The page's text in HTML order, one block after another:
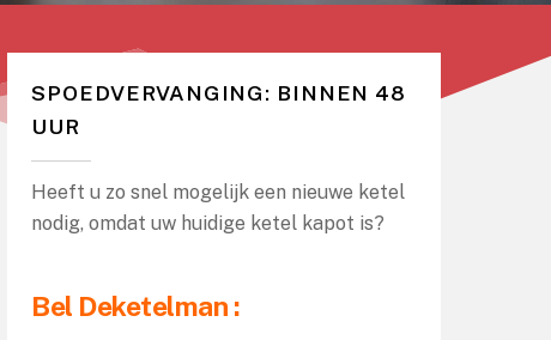
SPOEDVERVANGING: BINNEN 48
UUR
Heeft u zo snel mogelijk een nieuwe ketel
nodig, omdat uw huidige ketel kapot is?
Bel Deketelman :